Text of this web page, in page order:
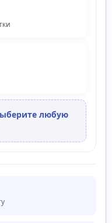
любую